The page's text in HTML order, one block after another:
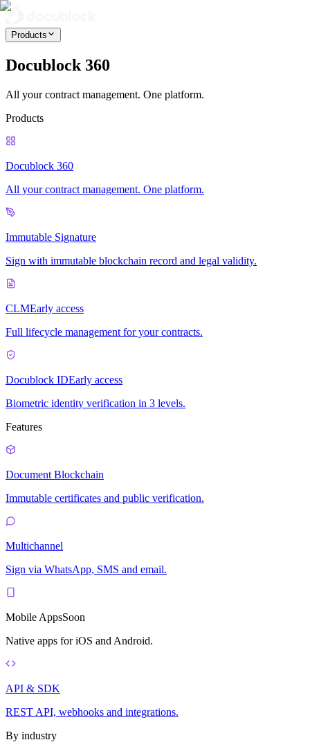
Products
Docublock 360
All your contract management. One platform.
Products
Docublock 360
All your contract management. One platform.
Immutable Signature
Sign with immutable blockchain record and legal validity.
CLMEarly access
Full lifecycle management for your contracts.
Docublock IDEarly access
Biometric identity verification in 3 levels.
Features
Document Blockchain
Immutable certificates and public verification.
Multichannel
Sign via WhatsApp, SMS and email.
Mobile AppsSoon
Native apps for iOS and Android.
API & SDK
REST API, webhooks and integrations.
By industry